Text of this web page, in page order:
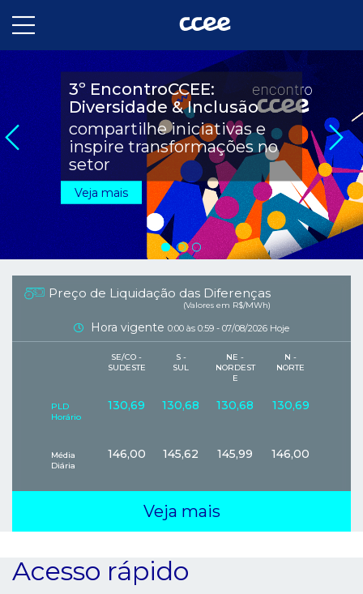
3º EncontroCCEE:
Diversidade & Inclusão
compartilhe iniciativas e
inspire transformações no
setor
Veja mais
Inscrições abertas
garanta sua vaga para a
prova de certificação de
operadores do mercado
2026
Veja mais
Novo Portal do Aluno
CCEE Academy lança nova
plataforma para fortalecer a
capacitação do setor
Veja mais
Preço de Liquidação das Diferenças
(Valores em R$/MWh)
Hora vigente 0:00 às 0:59 - 07/08/2026 Hoje
SE/CO -
SUDESTE
S -
SUL
NE -
NORDEST
E
N -
NORTE
PLD
Horário
130,69 130,68 130,68 130,69
Média
Diária
146,00 145,62 145,99 146,00
Veja mais
Acesso rápido